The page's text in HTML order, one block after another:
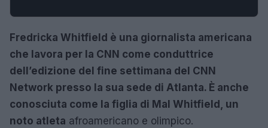
Fredricka Whitfield è una giornalista americana
che lavora per la CNN come conduttrice
dell’edizione del fine settimana del CNN
Network presso la sua sede di Atlanta. È anche
conosciuta come la figlia di Mal Whitfield, un
noto atleta afroamericano e olimpico.